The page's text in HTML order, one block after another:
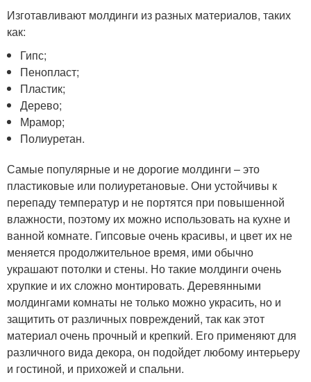
Изготавливают молдинги из разных материалов, таких
как:
Гипс;
Пенопласт;
Пластик;
Дерево;
Мрамор;
Полиуретан.
Самые популярные и не дорогие молдинги – это
пластиковые или полиуретановые. Они устойчивы к
перепаду температур и не портятся при повышенной
влажности, поэтому их можно использовать на кухне и
ванной комнате. Гипсовые очень красивы, и цвет их не
меняется продолжительное время, ими обычно
украшают потолки и стены. Но такие молдинги очень
хрупкие и их сложно монтировать. Деревянными
молдингами комнаты не только можно украсить, но и
защитить от различных повреждений, так как этот
материал очень прочный и крепкий. Его применяют для
различного вида декора, он подойдет любому интерьеру
и гостиной, и прихожей и спальни.